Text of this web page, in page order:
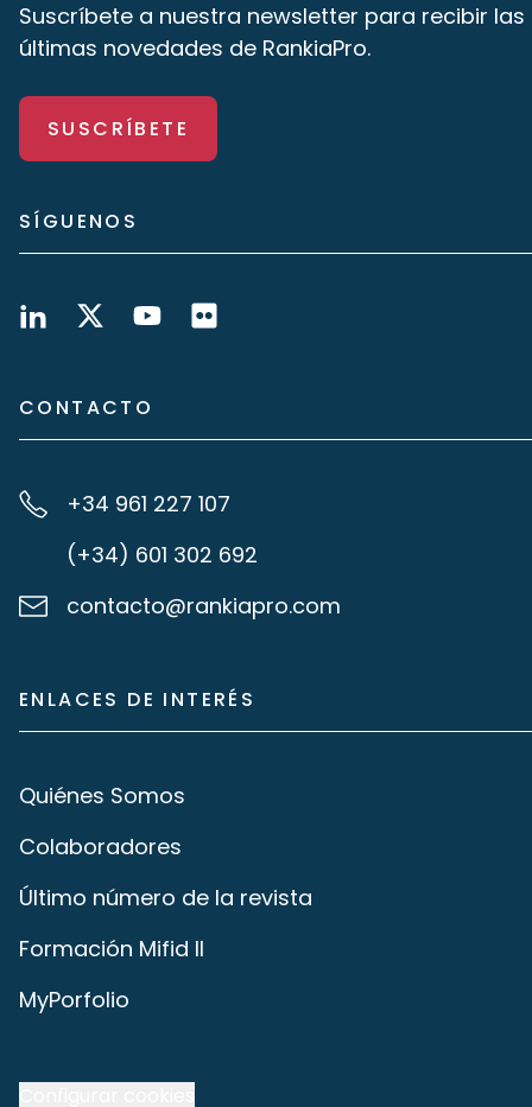
Suscríbete a nuestra newsletter para recibir las
últimas novedades de RankiaPro.
SUSCRÍBETE
SÍGUENOS
CONTACTO
+34 961 227 107
(+34) 601 302 692
contacto@rankiapro.com
ENLACES DE INTERÉS
Quiénes Somos
Colaboradores
Último número de la revista
Formación Mifid II
MyPorfolio